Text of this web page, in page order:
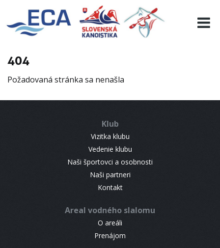
404
Požadovaná stránka sa nenašla
Klub
Vizitka klubu
Vedenie klubu
Naši športovci a osobnosti
Naši partneri
Kontakt
Areal vodného slalomu
O areáli
Prenájom
EURO 19
INFO
RESULTS
CONTACT